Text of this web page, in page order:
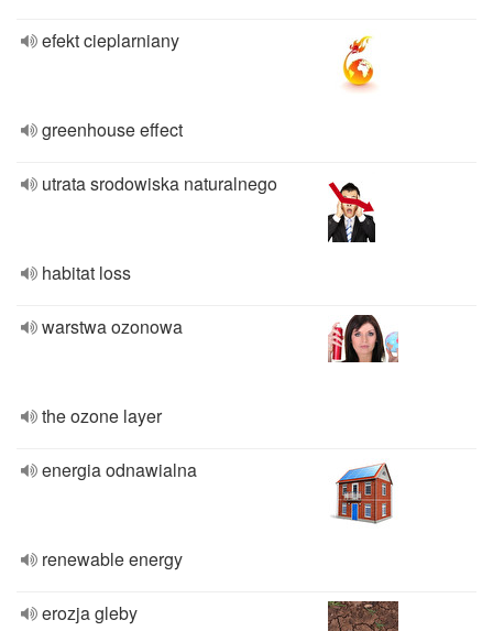
efekt cieplarniany
greenhouse effect
utrata srodowiska naturalnego
habitat loss
warstwa ozonowa
the ozone layer
energia odnawialna
renewable energy
erozja gleby